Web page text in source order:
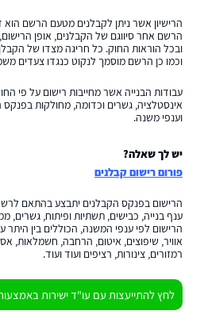
הרישיון אשר ניתן לקבלנים מטעם הרשם הוא
הרשם אחר סיווגם של הקבלנים, אופן
ובכל הוראות החוק. כל חריגה מצדו של
וכמו כן הרשם מוסמך לנקוט כנגדו צעדים
עבודות הבנייה אשר מחייבות רישום על פי
אינסטלציה, גשרים וכדומה, מחולקות
וענפי משנה.
יש לך שאלה?
פורום רישום קבלנים
הרישום בפנקס הקבלנים יתבצע בהתאם
ענף בנייה, כבישים, תשתיות ופיתוח, גשרים,
הרישום לפי ענפי המשנה, הכוללים בין היתר
אוויר, שיפוצים, איטום, הרחבה, חשמלאות,
רמזורים, צינורות, רציפים ועוד ועוד.
לחץ להתייעצות עם עו"ד ישירות